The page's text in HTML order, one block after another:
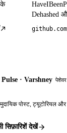
के
Dehashed
· Varshney
पोस्ट, ट्यूटोरियल
सिफ़ारिशें देखें